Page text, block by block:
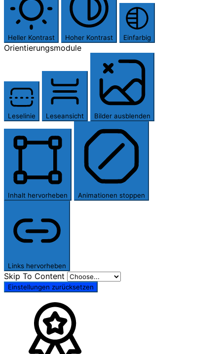
Heller Kontrast Hoher Kontrast Einfarbig
Orientierungsmodule
Leselinie Leseansicht Bilder ausblenden
Inhalt hervorheben Animationen stoppen
Links hervorheben
Skip To Content
Einstellungen zurücksetzen